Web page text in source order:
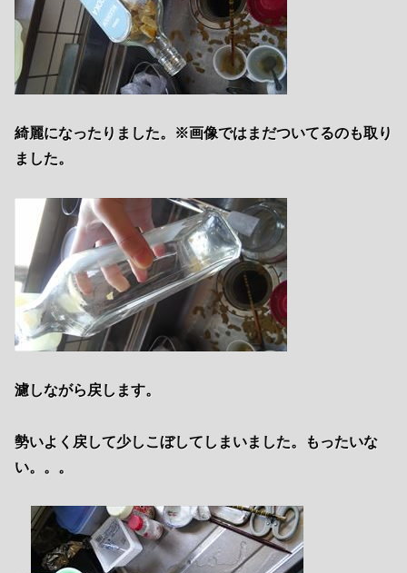
綺麗になったりました。※画像ではまだついてるのも取り
ました。
濾しながら戻します。
勢いよく戻して少しこぼしてしまいました。もったいな
い。。。